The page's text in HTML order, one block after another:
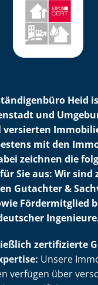
Heid
und
versierten
mit den
zeichnen die
Sie aus: Wir sind
Gutachter &
Fördermitglied
zertifizierte
Unsere
verfügen über